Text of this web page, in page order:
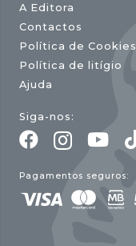
A Editora
Contactos
Política de Cookies
Política de litígio
Ajuda
Siga-nos:
Pagamentos seguros: